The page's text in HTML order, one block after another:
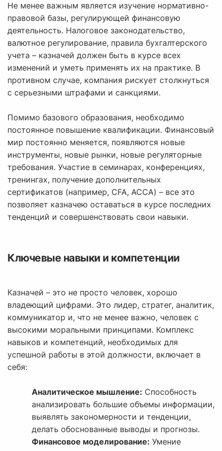
Не менее важным является изучение нормативно-
правовой базы, регулирующей финансовую
деятельность. Налоговое законодательство,
валютное регулирование, правила бухгалтерского
учета – казначей должен быть в курсе всех
изменений и уметь применять их на практике. В
противном случае, компания рискует столкнуться
с серьезными штрафами и санкциями.
Помимо базового образования, необходимо
постоянное повышение квалификации. Финансовый
мир постоянно меняется, появляются новые
инструменты, новые рынки, новые регуляторные
требования. Участие в семинарах, конференциях,
тренингах, получение дополнительных
сертификатов (например, CFA, ACCA) – все это
позволяет казначею оставаться в курсе последних
тенденций и совершенствовать свои навыки.
Ключевые навыки и компетенции
Казначей – это не просто человек, хорошо
владеющий цифрами. Это лидер, стратег, аналитик,
коммуникатор и, что не менее важно, человек с
высокими моральными принципами. Комплекс
навыков и компетенций, необходимых для
успешной работы в этой должности, включает в
себя:
Аналитическое мышление: Способность
анализировать большие объемы информации,
выявлять закономерности и тенденции,
делать обоснованные выводы и прогнозы.
Финансовое моделирование: Умение